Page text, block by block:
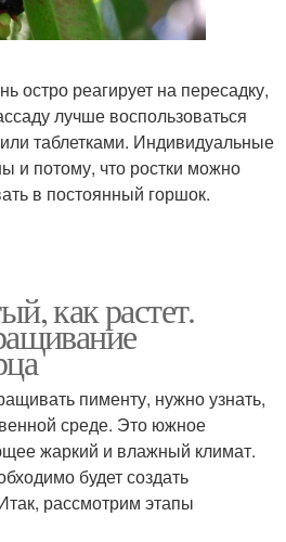
остро реагирует на пересадку,
лучше воспользоваться
таблетками. Индивидуальные
и потому, что ростки можно
в постоянный горшок.
как растет.
пименту, нужно узнать,
среде. Это южное
жаркий и влажный климат.
будет создать
рассмотрим этапы